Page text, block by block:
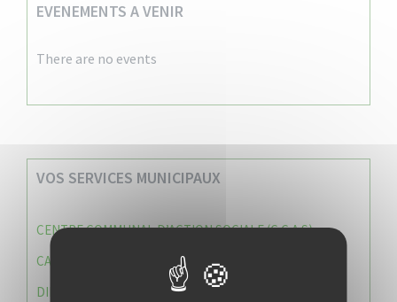
EVENEMENTS A VENIR
There are no events
VOS SERVICES MUNICIPAUX
CENTRE COMMUNAL D’ACTION SOCIALE (C.C.A.S)
CAISSE DES ÉCOLES
DIRECTION DES SERVICES TECHNIQUES